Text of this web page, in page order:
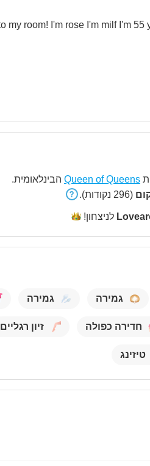
Queen of Queens הבינלאומית.
(296 נקודות).
לניצחון!
גמירה גמירה
חדירה כפולה זיון רגליים
טיזינג